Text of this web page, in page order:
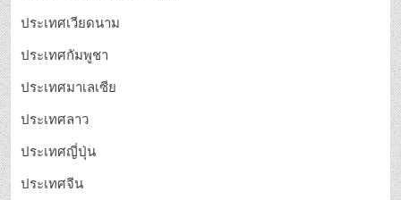
ประเทศเวียดนาม
ประเทศกัมพูชา
ประเทศมาเลเซีย
ประเทศลาว
ประเทศญี่ปุ่น
ประเทศจีน